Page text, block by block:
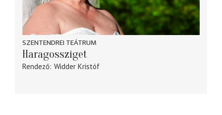
SZENTENDREI TEÁTRUM
Haragossziget
Rendező Widder Kristóf